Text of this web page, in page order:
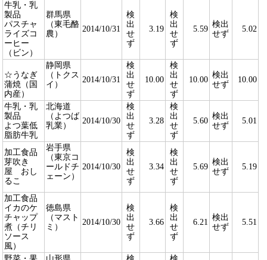
牛乳・乳
製品
パスチャ
ライズコ
ーヒー
（ビン）
群馬県
（東毛酪
農）
2014/10/31
検
出
せ
ず
3.19
検
出
せ
ず
5.59
検出
せず
5.02
☆うなぎ
蒲焼（国
内産）
静岡県
（トクス
イ）
2014/10/31
検
出
せ
ず
10.00
検
出
せ
ず
10.00
検出
せず
10.00
牛乳・乳
製品
よつ葉低
脂肪牛乳
北海道
（よつば
乳業）
2014/10/30
検
出
せ
ず
3.28
検
出
せ
ず
5.60
検出
せず
5.01
加工食品
芽吹き
屋 おし
るこ
岩手県
（東京コ
ールドチ
ェーン）
2014/10/30
検
出
せ
ず
3.34
検
出
せ
ず
5.69
検出
せず
5.19
加工食品
イカのケ
チャップ
煮（チリ
ソース
風）
徳島県
（マスト
ミ）
2014/10/30
検
出
せ
ず
3.66
検
出
せ
ず
6.21
検出
せず
5.51